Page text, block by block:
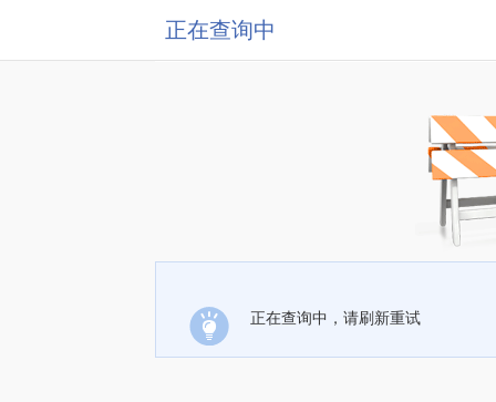
正在查询中
正在查询中，请刷新重试